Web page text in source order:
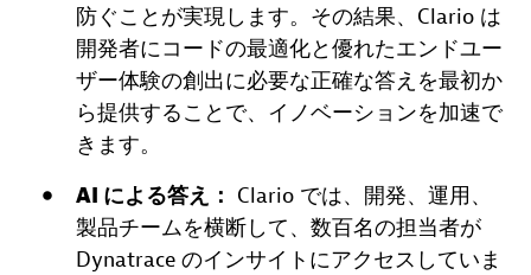
防ぐことが実現します。その結果、Clario は
開発者にコードの最適化と優れたエンドユー
ザー体験の創出に必要な正確な答えを最初か
ら提供することで、イノベーションを加速で
きます。
AI による答え： Clario では、開発、運用、
製品チームを横断して、数百名の担当者が
Dynatrace のインサイトにアクセスしていま